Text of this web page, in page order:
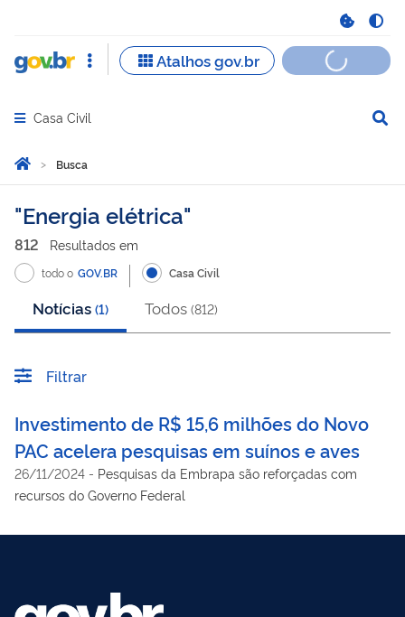
Abrir menu principal de navegação
Casa Civil
Você está aqui:
Página Inicial
Busca
Busca
Energia elétrica
812 Resultados em
todo o GOV.BR Casa Civil
Notícias (1) Todos (812)
Filtrar
Investimento de R$ 15,6 milhões do Novo
PAC acelera pesquisas em suínos e aves
26/11/2024 - Pesquisas da Embrapa são reforçadas com
recursos do Governo Federal